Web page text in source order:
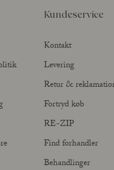
Kundeservice
Kontakt
Levering
Retur &
Fortryd køb
RE-ZIP
Find forhandler
Behandlinger